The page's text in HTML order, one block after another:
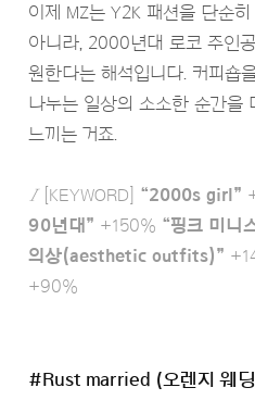
이제 MZ는 Y2K 패션을 단순
아니라, 2000년대 로코 주인
원한다는 해석입니다. 커피숍
나누는 일상의 소소한 순간을
느끼는 거죠.
Ι[KEYWORD] “2000s girl”
90년대” +150% “핑크 미니
의상(aesthetic outfits)”
+90%
#Rust married (오렌지 웨